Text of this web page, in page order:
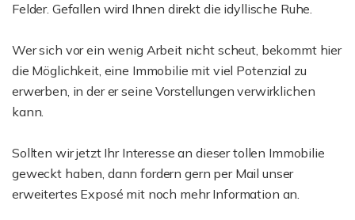
Felder. Gefallen wird Ihnen direkt die idyllische Ruhe.
Wer sich vor ein wenig Arbeit nicht scheut, bekommt hier
die Möglichkeit, eine Immobilie mit viel Potenzial zu
erwerben, in der er seine Vorstellungen verwirklichen
kann.
Sollten wir jetzt Ihr Interesse an dieser tollen Immobilie
geweckt haben, dann fordern gern per Mail unser
erweitertes Exposé mit noch mehr Information an.